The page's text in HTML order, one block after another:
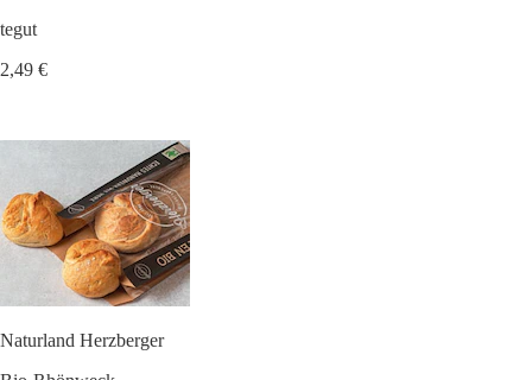
tegut
2,49 €
Naturland Herzberger